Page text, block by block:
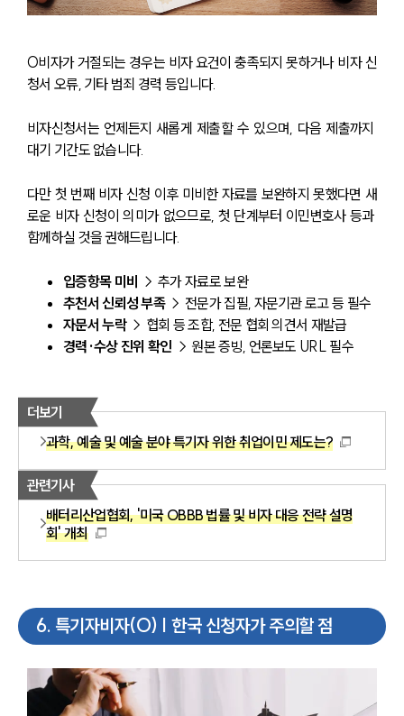
O비자가 거절되는 경우는 비자 요건이 충족되지 못하거나 비자 신
청서 오류, 기타 범죄 경력 등입니다.
비자신청서는 언제든지 새롭게 제출할 수 있으며, 다음 제출까지
대기 기간도 없습니다.
다만 첫 번째 비자 신청 이후 미비한 자료를 보완하지 못했다면 새
로운 비자 신청이 의미가 없으므로, 첫 단계부터 이민변호사 등과
함께하실 것을 권해드립니다.
입증항목 미비 → 추가 자료로 보완
추천서 신뢰성 부족 → 전문가 집필, 자문기관 로고 등 필수
자문서 누락 → 협회 등 조합, 전문 협회 의견서 재발급
경력·수상 진위 확인 → 원본 증빙, 언론보도 URL 필수
더보기
과학, 예술 및 예술 분야 특기자 위한 취업이민 제도는?
관련기사
배터리산업협회, '미국 OBBB 법률 및 비자 대응 전략 설명
회' 개최
6. 특기자비자(O) | 한국 신청자가 주의할 점